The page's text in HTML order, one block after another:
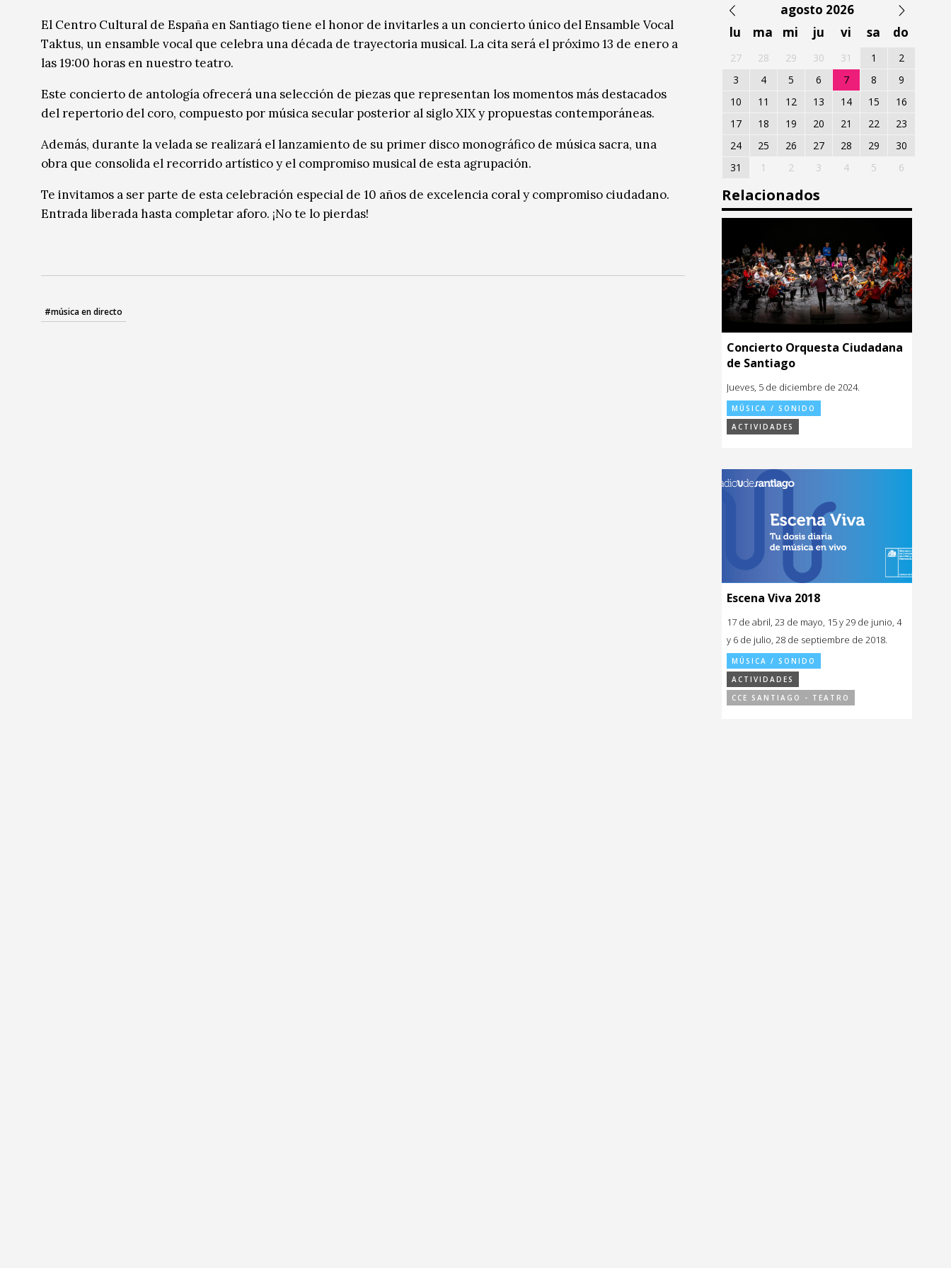
Radio / Podcast
Radio / Podcast
El Centro Cultural de España en Santiago tiene el honor de invitarles a un concierto único del Ensamble Vocal
Taktus, un ensamble vocal que celebra una década de trayectoria musical. La cita será el próximo 13 de enero a
las 19:00 horas en nuestro teatro.
Este concierto de antología ofrecerá una selección de piezas que representan los momentos más destacados
del repertorio del coro, compuesto por música secular posterior al siglo XIX y propuestas contemporáneas.
Además, durante la velada se realizará el lanzamiento de su primer disco monográfico de música sacra, una
obra que consolida el recorrido artístico y el compromiso musical de esta agrupación.
Te invitamos a ser parte de esta celebración especial de 10 años de excelencia coral y compromiso ciudadano.
Entrada liberada hasta completar aforo. ¡No te lo pierdas!
#música en directo
agosto 2026
lu
ma mi ju vi sa do
27 28 29 30 31 1
2
3
4 5 6 7 8
9
10
11 12 13 14 15
16
17
18 19 20 21 22
23
24
25 26 27 28 29
30
31
1 2 3 4 5 6
Relacionados
Concierto Orquesta Ciudadana
de Santiago
Jueves, 5 de diciembre de 2024.
MÚSICA / SONIDO
ACTIVIDADES
Escena Viva 2018
17 de abril, 23 de mayo, 15 y 29 de junio, 4
y 6 de julio, 28 de septiembre de 2018.
MÚSICA / SONIDO
ACTIVIDADES
CCE SANTIAGO - TEATRO